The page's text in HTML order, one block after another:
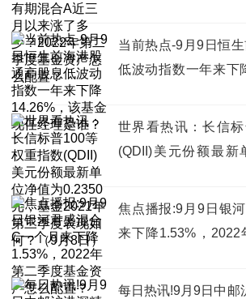
2022年第二季度基金
当前热点-9月9日恒
低波动指数一年来下
世界看热讯：长信
(QDII)美元份额最新
元，基金2021年第
月8日）
焦点播报:9月9日银
来下降1.53%，
每日热讯!9月9日中邮